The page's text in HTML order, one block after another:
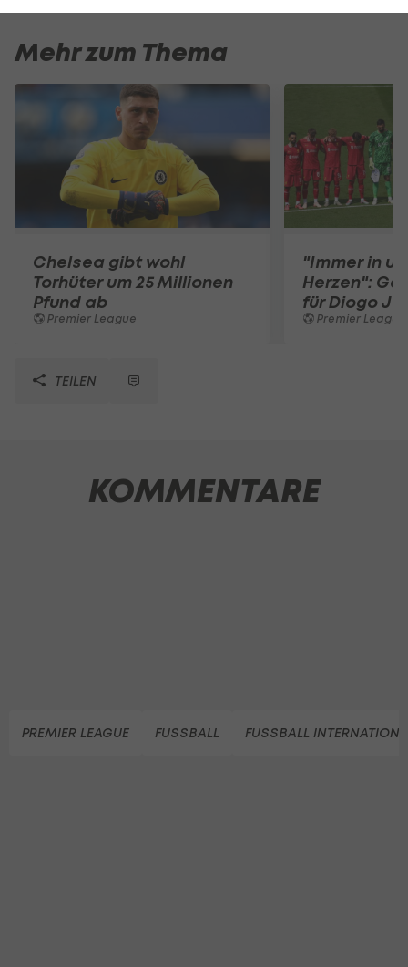
Mehr zum Thema
Chelsea gibt wohl
Torhüter um 25 Millionen
Pfund ab
Premier League
"Immer in
Herzen":
für Diogo
Premier League
TEILEN
KOMMENTARE
PREMIER LEAGUE FUSSBALL FUSSBALL